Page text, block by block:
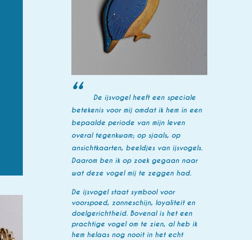
De ijsvogel heeft een speciale
betekenis voor mij omdat ik hem in een
bepaalde periode van mijn leven
overal tegenkwam; op sjaals, op
ansichtkaarten, beeldjes van ijsvogels.
Daarom ben ik op zoek gegaan naar
wat deze vogel mij te zeggen had.
De ijsvogel staat symbool voor
voorspoed, zonneschijn, loyaliteit en
doelgerichtheid. Bovenal is het een
prachtige vogel om te zien, al heb ik
hem helaas nog nooit in het echt